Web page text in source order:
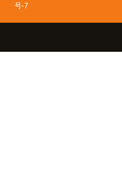
号-7